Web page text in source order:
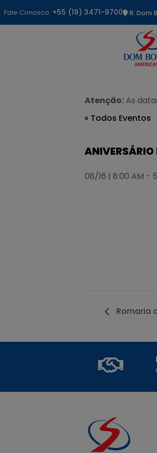
Fale Conosco: +55 (19) 3471-9700 R. Dom
Atenção:As
« Todos Eventos
08/16 | 8:00 AM -
Romaria